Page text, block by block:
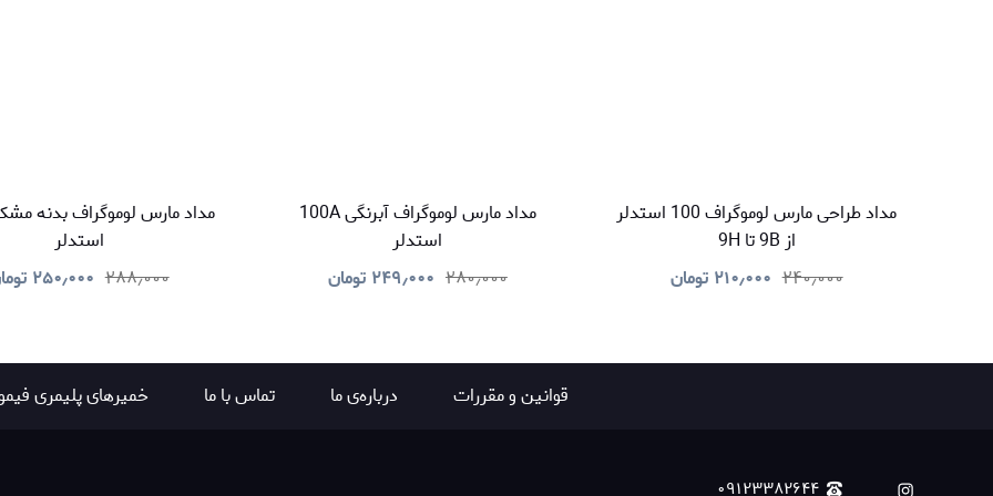
مداد طراحی مارس لوموگراف 100 استدلر
از 9B تا 9H
۲۴۰٫۰۰۰ ۲۱۰٫۰۰۰ تومان
مداد مارس لوموگراف آبرنگی 100A
استدلر
۲۸۰٫۰۰۰ ۲۴۹٫۰۰۰ تومان
استدلر
۲۸۸٫۰۰۰ ۲۵۰٫۰۰۰
قوانين و مقررات درباره‌ی ما تماس با ما خمیرهای پلیمری
۰۹۱۲۳۳۸۲۶۴۴